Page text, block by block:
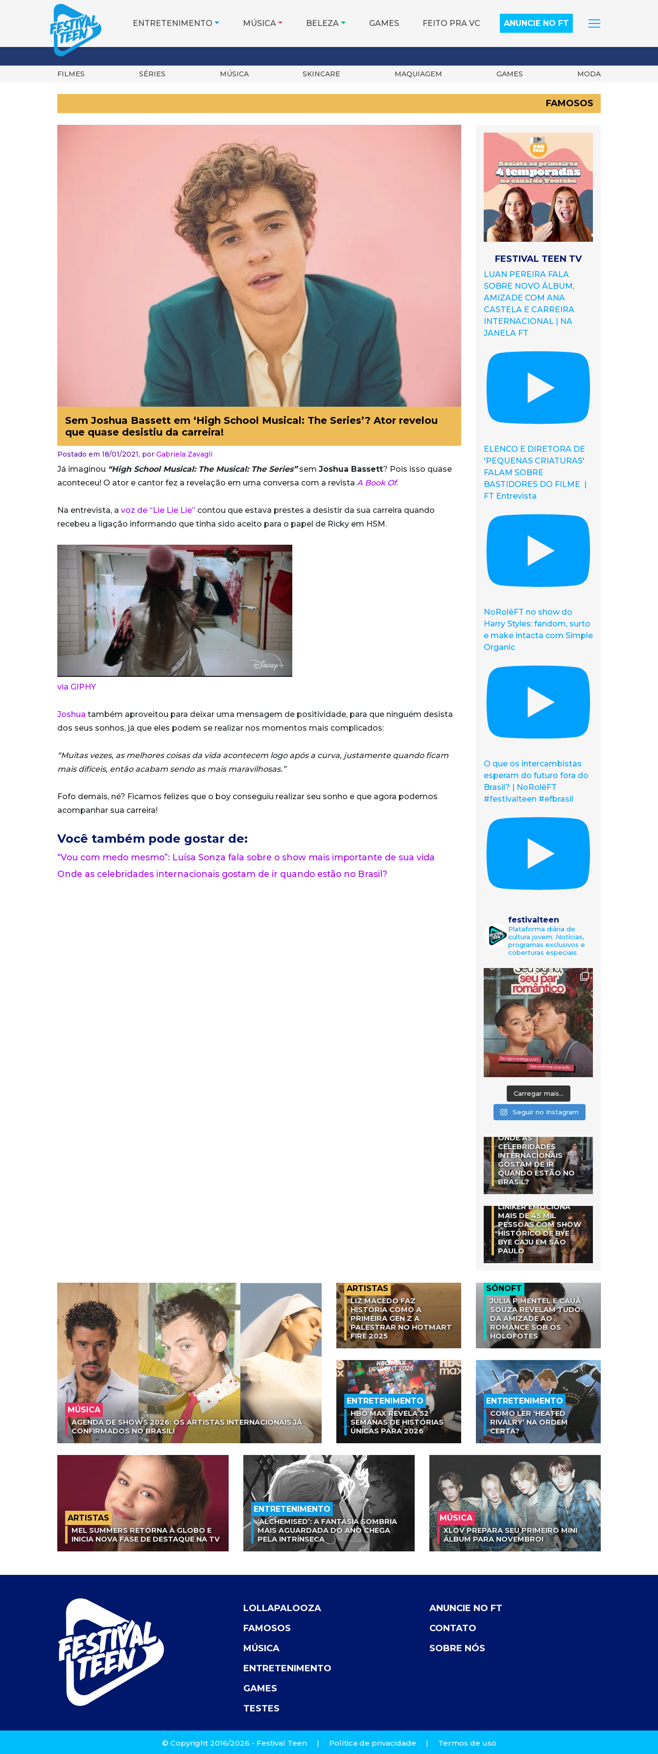
ENTRETENIMENTO MÚSICA BELEZA GAMES FEITO PRA VC ANUNCIE NO FT
FILMES SÉRIES MÚSICA SKINCARE MAQUIAGEM GAMES MODA
FAMOSOS
Sem Joshua Bassett em ‘High School Musical: The Series’? Ator revelou
que quase desistiu da carreira!
Postado em 18/01/2021, por Gabriela Zavagli
Já imaginou “High School Musical: The Musical: The Series”sem Joshua Bassett? Pois isso quase
aconteceu! O ator e cantor fez a revelação em uma conversa com a revista A Book Of.
Na entrevista, a voz de “Lie Lie Lie” contou que estava prestes a desistir da sua carreira quando
recebeu a ligação informando que tinha sido aceito para o papel de Ricky em HSM.
via GIPHY
Joshua também aproveitou para deixar uma mensagem de positividade, para que ninguém desista
dos seus sonhos, já que eles podem se realizar nos momentos mais complicados:
“Muitas vezes, as melhores coisas da vida acontecem logo após a curva, justamente quando ficam
mais difíceis, então acabam sendo as mais maravilhosas.”
Fofo demais, né? Ficamos felizes que o boy conseguiu realizar seu sonho e que agora podemos
acompanhar sua carreira!
Você também pode gostar de:
“Vou com medo mesmo”: Luísa Sonza fala sobre o show mais importante de sua vida
Onde as celebridades internacionais gostam de ir quando estão no Brasil?
FESTIVAL TEEN TV
LUAN PEREIRA FALA
SOBRE NOVO ÁLBUM,
AMIZADE COM ANA
CASTELA E CARREIRA
INTERNACIONAL | NA
JANELA FT
ELENCO E DIRETORA DE
'PEQUENAS CRIATURAS'
FALAM SOBRE
BASTIDORES DO FILME |
FT Entrevista
NoRolêFT no show do
Harry Styles: fandom, surto
e make intacta com Simple
Organic
O que os intercambistas
esperam do futuro fora do
Brasil? | NoRolêFT
#festivalteen #efbrasil
festivalteen
Plataforma diária de
cultura jovem. Notícias,
programas exclusivos e
coberturas especiais.
Carregar mais...
Seguir no Instagram
ONDE AS
CELEBRIDADES
INTERNACIONAIS
GOSTAM DE IR
QUANDO ESTÃO NO
BRASIL?
LINIKER EMOCIONA
MAIS DE 45 MIL
PESSOAS COM SHOW
HISTÓRICO DE BYE
BYE CAJU EM SÃO
PAULO
MÚSICA
AGENDA DE SHOWS 2026: OS ARTISTAS INTERNACIONAIS JÁ
CONFIRMADOS NO BRASIL!
ARTISTAS
LIZ MACEDO FAZ
HISTÓRIA COMO A
PRIMEIRA GEN Z A
PALESTRAR NO HOTMART
FIRE 2025
SÓNOFT
JULIA PIMENTEL E CAUÃ
SOUZA REVELAM TUDO:
DA AMIZADE AO
ROMANCE SOB OS
HOLOFOTES
ENTRETENIMENTO
HBO MAX REVELA 52
SEMANAS DE HISTÓRIAS
ÚNICAS PARA 2026
ENTRETENIMENTO
COMO LER ‘HEATED
RIVALRY’ NA ORDEM
CERTA?
ARTISTAS
MEL SUMMERS RETORNA À GLOBO E
INICIA NOVA FASE DE DESTAQUE NA TV
ENTRETENIMENTO
‘ALCHEMISED’: A FANTASIA SOMBRIA
MAIS AGUARDADA DO ANO CHEGA
PELA INTRÍNSECA
MÚSICA
XLOV PREPARA SEU PRIMEIRO MINI
ÁLBUM PARA NOVEMBRO!
LOLLAPALOOZA
FAMOSOS
MÚSICA
ENTRETENIMENTO
GAMES
TESTES
ANUNCIE NO FT
CONTATO
SOBRE NÓS
© Copyright 2016/2026 - Festival Teen | Política de privacidade | Termos de uso